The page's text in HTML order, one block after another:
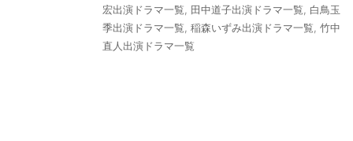
宏出演ドラマ一覧
田中道子出演ドラマ一覧
白鳥玉
季出演ドラマ一覧 稲森いずみ出演ドラマ一覧 竹中
直人出演ドラマ一覧